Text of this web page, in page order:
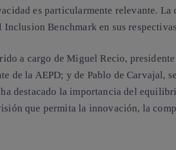
es particularmente relevante. La
Benchmark en sus
a cargo de Miguel Recio,
de la AEPD; y de Pablo de Carvajal,
destacado la importancia del
que permita la innovación, la